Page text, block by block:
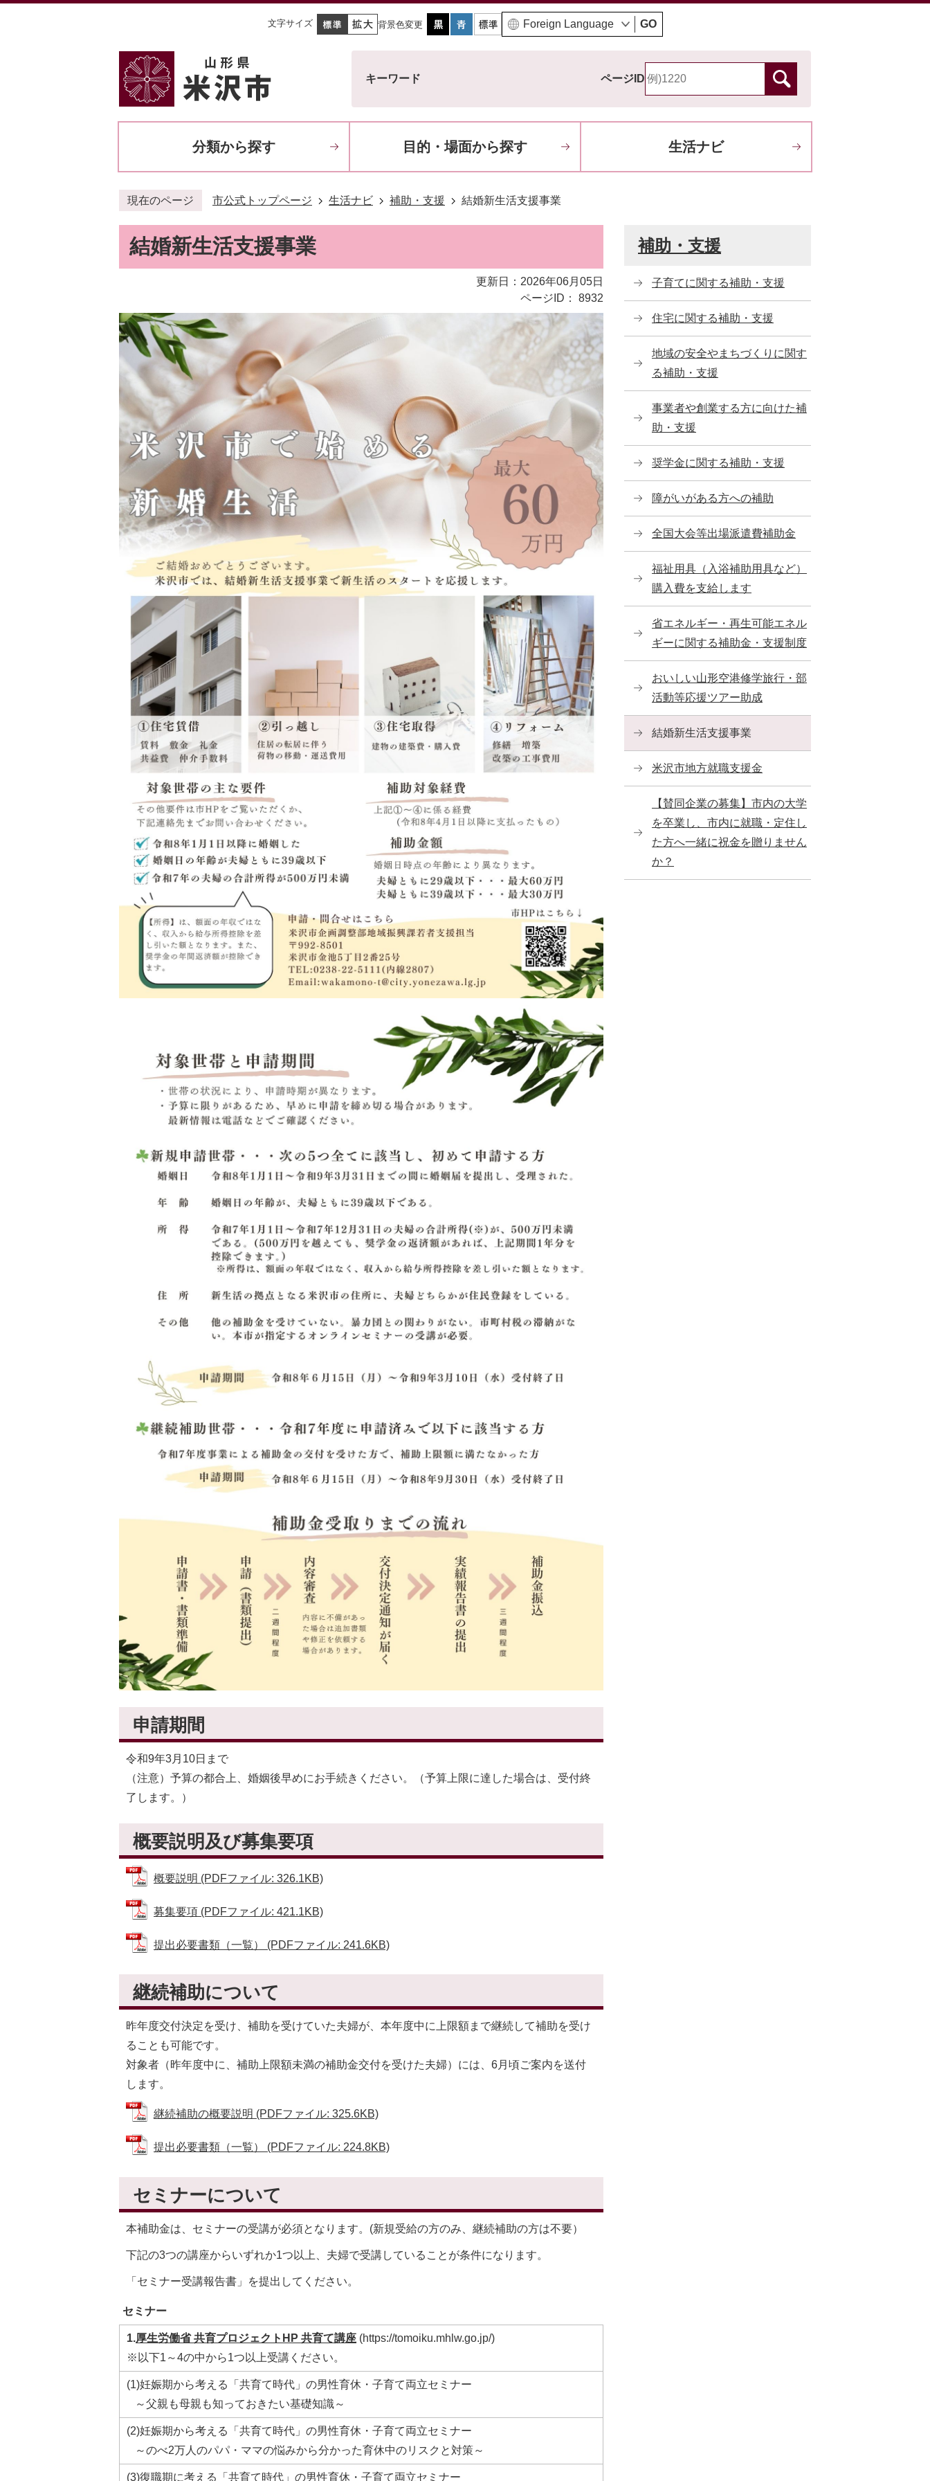
文字サイズ 背景色変更 GO
キーワード ページID
分類から探す 目的・場面から探す 生活ナビ
現在のページ 市公式トップページ 生活ナビ 補助・支援 結婚新生活支援事業
結婚新生活支援事業
更新日：2026年06月05日
ページID：
8932
申請期間
令和9年3月10日まで
（注意）予算の都合上、婚姻後早めにお手続きください。（予算上限に達した場合は、受付終
了します。）
概要説明及び募集要項
概要説明 (PDFファイル: 326.1KB)
募集要項 (PDFファイル: 421.1KB)
提出必要書類（一覧） (PDFファイル: 241.6KB)
継続補助について
昨年度交付決定を受け、補助を受けていた夫婦が、本年度中に上限額まで継続して補助を受け
ることも可能です。
対象者（昨年度中に、補助上限額未満の補助金交付を受けた夫婦）には、6月頃ご案内を送付
します。
継続補助の概要説明 (PDFファイル: 325.6KB)
提出必要書類（一覧） (PDFファイル: 224.8KB)
セミナーについて
本補助金は、セミナーの受講が必須となります。(新規受給の方のみ、継続補助の方は不要）
下記の3つの講座からいずれか1つ以上、夫婦で受講していることが条件になります。
「セミナー受講報告書」を提出してください。
セミナー
1.厚生労働省 共育プロジェクトHP 共育て講座 (https://tomoiku.mhlw.go.jp/)
※以下1～4の中から1つ以上受講ください。
(1)妊娠期から考える「共育て時代」の男性育休・子育て両立セミナー
～父親も母親も知っておきたい基礎知識～
(2)妊娠期から考える「共育て時代」の男性育休・子育て両立セミナー
～のべ2万人のパパ・ママの悩みから分かった育休中のリスクと対策～
(3)復職期に考える「共育て時代」の男性育休・子育て両立セミナー
補助・支援
子育てに関する補助・支援
住宅に関する補助・支援
地域の安全やまちづくりに関す
る補助・支援
事業者や創業する方に向けた補
助・支援
奨学金に関する補助・支援
障がいがある方への補助
全国大会等出場派遣費補助金
福祉用具（入浴補助用具など）
購入費を支給します
省エネルギー・再生可能エネル
ギーに関する補助金・支援制度
おいしい山形空港修学旅行・部
活動等応援ツアー助成
結婚新生活支援事業
米沢市地方就職支援金
【賛同企業の募集】市内の大学
を卒業し、市内に就職・定住し
た方へ一緒に祝金を贈りません
か？